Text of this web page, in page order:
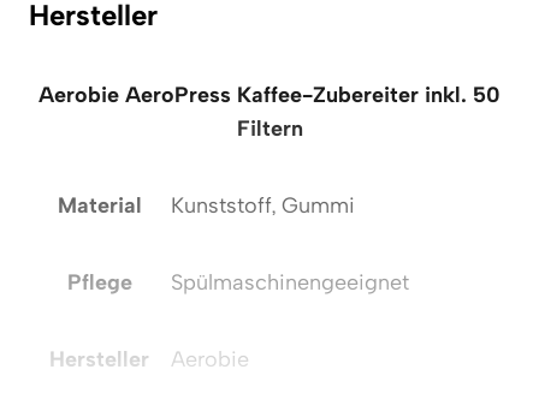
Hersteller
Aerobie AeroPress Kaffee-Zubereiter inkl. 50
Filtern
Material Kunststoff, Gummi
Pflege Spülmaschinengeeignet
Hersteller Aerobie